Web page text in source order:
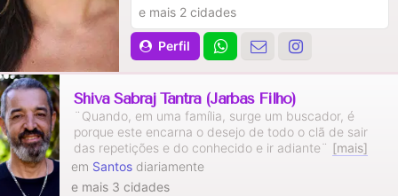
Perfil
e mais 2 cidades
Shiva Sabraj Tantra (Jarbas Filho)
¨Quando, em uma família, surge um buscador, é
porque este encarna o desejo de todo o clã de sair
das repetições e do conhecido e ir adiante¨ [mais]
em Santosdiariamente
e mais 3 cidades